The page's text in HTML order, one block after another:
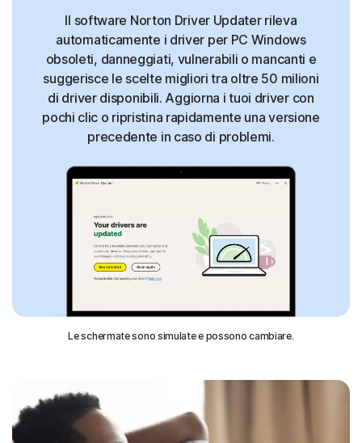
Il software Norton Driver Updater rileva
automaticamente i driver per PC Windows
obsoleti, danneggiati, vulnerabili o mancanti e
suggerisce le scelte migliori tra oltre 50 milioni
di driver disponibili. Aggiorna i tuoi driver con
pochi clic o ripristina rapidamente una versione
precedente in caso di problemi.
Le schermate sono simulate e possono cambiare.